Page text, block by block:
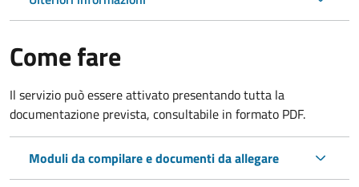
Come fare
Il servizio può essere attivato presentando tutta la
documentazione prevista, consultabile in formato PDF.
Moduli da compilare e documenti da allegare